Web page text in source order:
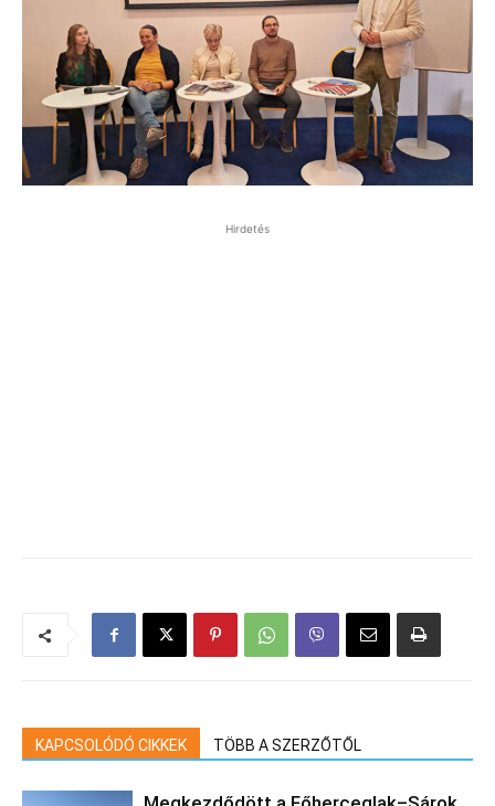
Hirdetés
KAPCSOLÓDÓ CIKKEK TÖBB A SZERZŐTŐL